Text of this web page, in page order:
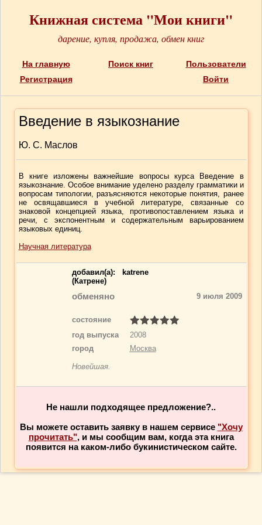
Книжная система "Мои книги"
дарение, купля, продажа, обмен книг
На главную Поиск книг
Пользователи
Регистрация
Войти
Введение в языкознание
Ю. С. Маслов
В книге изложены важнейшие вопросы курса Введение в
языкознание. Особое внимание уделено разделу грамматики и
вопросам типологии, разъясняются некоторые понятия, ранее
не освящавшиеся в учебной литературе, связанные со
знаковой концепцией языка, противопоставлением языка и
речи, с экспонентным и содержательным варьированием
языковых единиц.
Научная литература
добавил(a):
katrene
(Катрене)
обменяно 9 июля 2009
состояние
год выпуска
2008
город
Москва
Новейшая.
Не нашли подходящее предложение?..
Вы можете оставить заявку в нашем сервисе "Хочу
прочитать", и мы сообщим вам, когда эта книга
появится на каком-либо букинистическом сайте.